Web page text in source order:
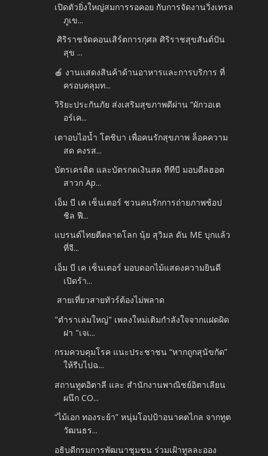
เปิดตัวยิ่งใหญ่สมการรอคอย กับการจัดงานวิ่งเทรล
ภูเข...
ศิริราชจัดคอนเสิร์ตการกุศล ศิริราชสุขสันต์ปัน
สุข ...
🍎 งานแสดงสินค้าด้านอาหารและการบริการ ที่
ครอบคลุมท...
วิริยะประกันภัย ส่งเสริมสุขภาพดีผ่าน “ผักวอเต
อร์เค...
เตาอบไอน้ำ โตชิบา เพื่อคนรักสุขภาพ ล็อคความ
สด คงรส...
บัตรเครดิต และบัตรกดเงินสด ทีทีบี มอบดีลฮอต
สาวก Ap...
เอ็ม บี เค เซ็นเตอร์ ชวนคนรักการถ่ายภาพช้อป
ชิล ฟี...
แบรนด์ไทยตีตลาดโลก นุ้ย สุวิมล ดัน ME บุกแล้ว
ที่จี...
เอ็ม บี เค เซ็นเตอร์ มอบดอกไม้แสดงความยินดี
เปิดร้า...
สายเที่ยวสายทัวร์ต้องไม่พลาด
"ตำราเล่มใหญ่" เพลงใหม่เติมกำลังใจจากแฝดผิด
ฝา "เจเ...
กรมควบคุมโรค แนะประชาชน “หากถูกสุนัขกัด”
ให้รีบไปฉ...
สถานทูตอิตาลี และ สำนักงานพาณิชย์อิตาเลียน
ผนึก CO...
“ไม้เอก ทองระย้า” หนุ่มโอปป้าอนาคตไกล จากทูต
วัฒนธร...
อธิบดีกรมการพัฒนาชุมชน ร่วมเฝ้าทูลละออง